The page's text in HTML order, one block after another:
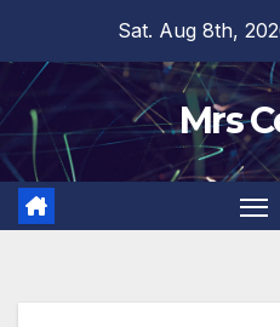
content
Sat. Aug 8th,
Mrs